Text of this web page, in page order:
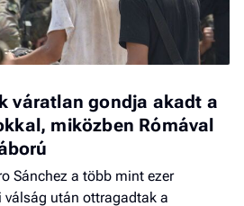
váratlan gondja akadt a
miközben Rómával
Sánchez a több mint ezer
válság után ottragadtak a